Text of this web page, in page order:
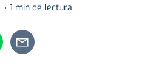
1 min de lectura